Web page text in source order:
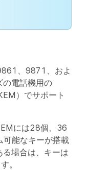
、9871、およ
電話機用の
）でサポート
には28個、36
能なキーが搭載
場合は、キーは
。